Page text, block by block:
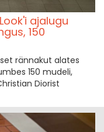
ajalugu
150
rännakut alates
150 mudeli,
Diorist